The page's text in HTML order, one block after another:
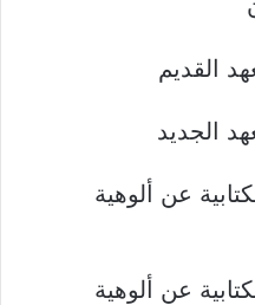
عن ألوهية
عن ألوهية